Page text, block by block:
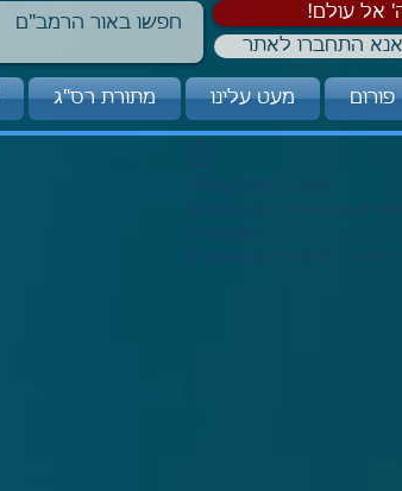
אל עולם
אנא התחברו לאתר
פורום מעט עלינו מתורת רס"ג